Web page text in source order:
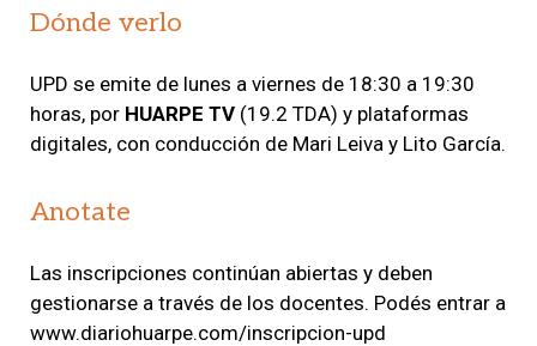
Dónde verlo
UPD se emite de lunes a viernes de 18:30 a 19:30
horas, por HUARPE TV (19.2 TDA) y plataformas
digitales, con conducción de Mari Leiva y Lito García.
Anotate
Las inscripciones continúan abiertas y deben
gestionarse a través de los docentes. Podés entrar a
www.diariohuarpe.com/inscripcion-upd